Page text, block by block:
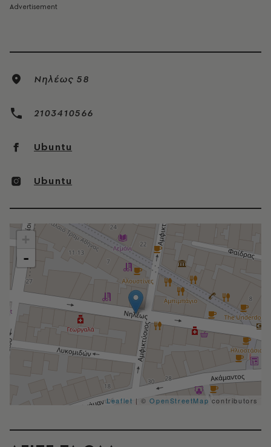
Νηλέως 58
2103410566
Ubuntu
Ubuntu
-
Leaflet | ©OpenStreetMap contributors